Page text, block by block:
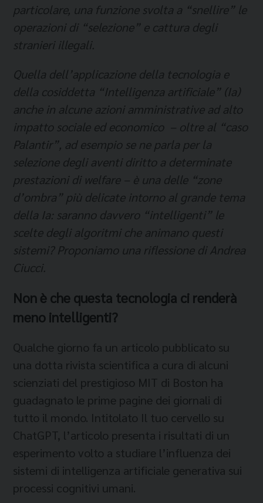
particolare, una funzione svolta a “snellire” le
operazioni di “selezione” e cattura degli
stranieri illegali.
Quella dell’applicazione della tecnologia e
della cosiddetta “Intelligenza artificiale” (Ia)
anche in alcune azioni amministrative ad alto
impatto sociale ed economico – oltre al “caso
Palantir”, ad esempio se ne parla per la
selezione degli aventi diritto a determinate
prestazioni di welfare – è una delle “zone
d’ombra” più delicate intorno al grande tema
della Ia: saranno davvero “intelligenti” le
scelte degli algoritmi che animano questi
sistemi? Proponiamo una riflessione di Andrea
Ciucci.
Non è che questa tecnologia ci renderà
meno intelligenti?
Qualche giorno fa un articolo pubblicato su
una dotta rivista scientifica a cura di alcuni
scienziati del prestigioso MIT di Boston ha
guadagnato le prime pagine dei giornali di
tutto il mondo. Intitolato Il tuo cervello su
ChatGPT, l’articolo presenta i risultati di un
esperimento volto a studiare l’influenza dei
sistemi di intelligenza artificiale generativa sui
processi cognitivi umani.